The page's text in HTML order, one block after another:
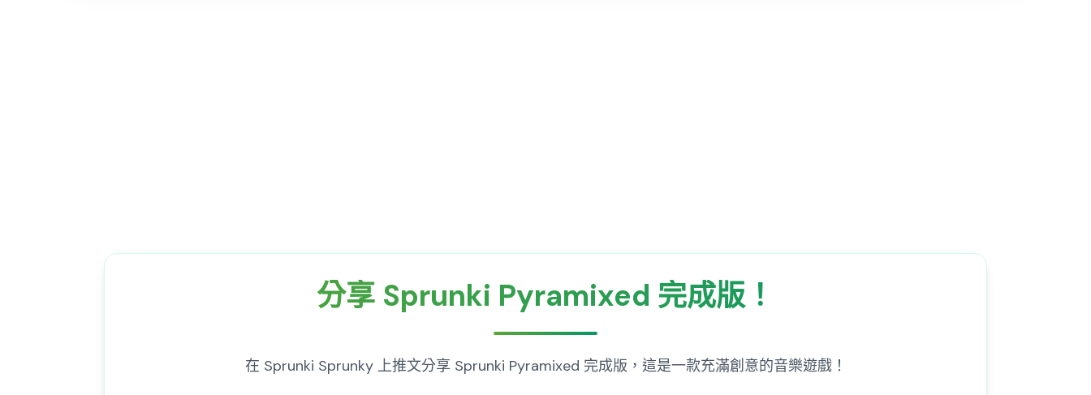
分享 Sprunki Pyramixed 完成版！
在 Sprunki Sprunky 上推文分享 Sprunki Pyramixed 完成版，這是一款充滿創意的音樂遊戲！